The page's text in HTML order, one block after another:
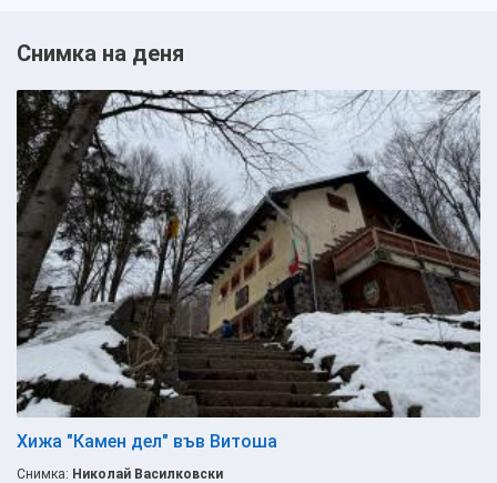
Снимка на деня
Хижа "Камен дел" във Витоша
Снимка: Николай Василковски